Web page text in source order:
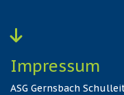
Impressum
ASG Gernsbach